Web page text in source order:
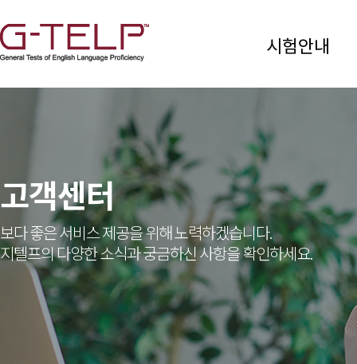
시험안내
고객센터
보다 좋은 서비스 제공을 위해 노력하겠습니다.
지텔프의 다양한 소식과 궁금하신 사항을 확인하세요.